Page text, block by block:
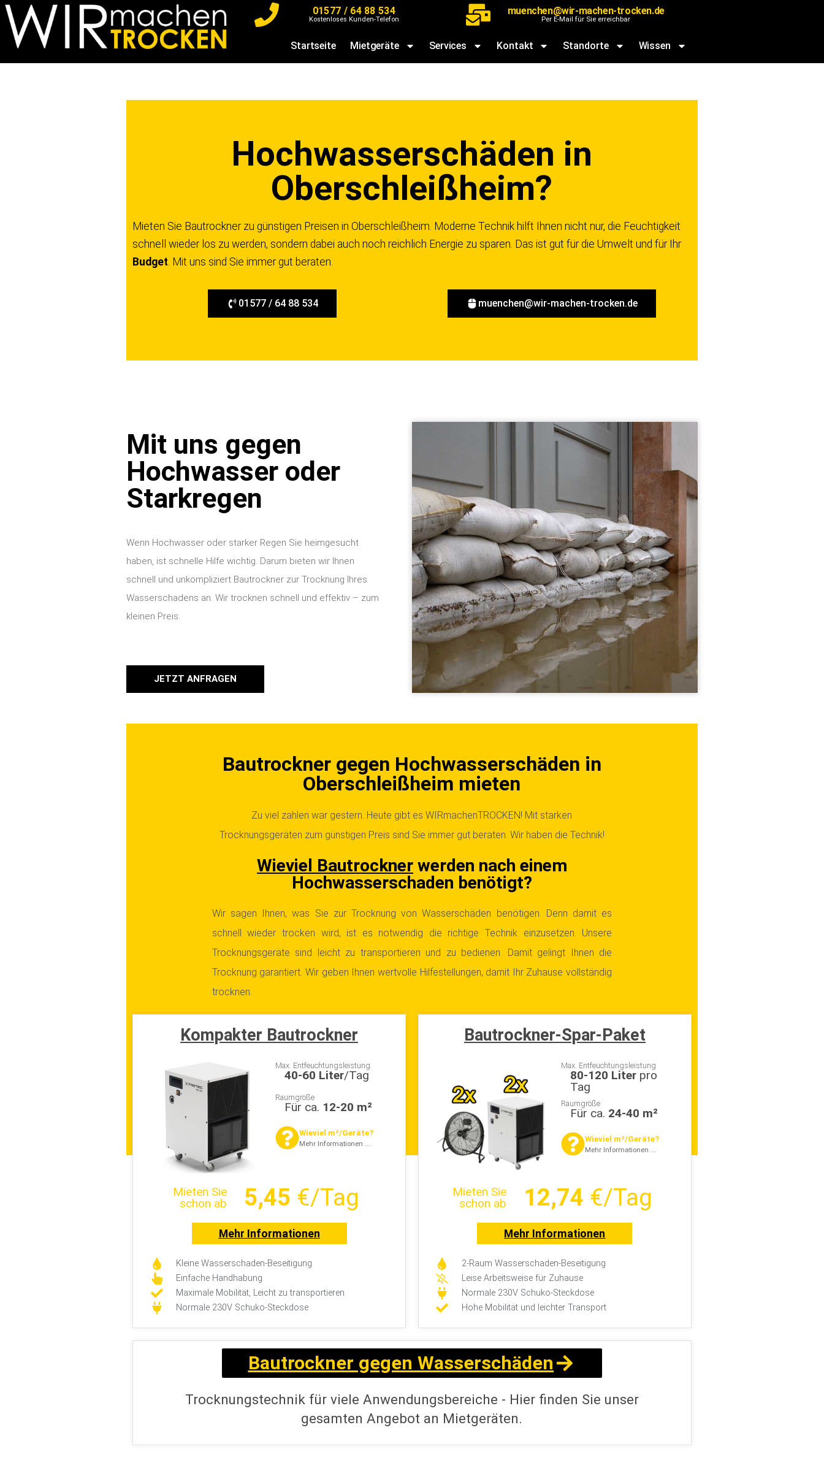
Z
01577 / 64 88 534
Kostenloses Kunden-Telefon
muenchen@wir-machen-trocken.de
Per E-Mail für Sie erreichbar
Startseite Mietgeräte Services Kontakt Standorte Wissen
Hochwasserschäden in
Oberschleißheim?
Mieten Sie Bautrockner zu günstigen Preisen in Oberschleißheim. Moderne Technik hilft Ihnen nicht nur, die Feuchtigkeit
schnell wieder los zu werden, sondern dabei auch noch reichlich Energie zu sparen. Das ist gut für die Umwelt und für Ihr
Budget. Mit uns sind Sie immer gut beraten.
01577 / 64 88 534 muenchen@wir-machen-trocken.de
Mit uns gegen
Hochwasser oder
Starkregen
Wenn Hochwasser oder starker Regen Sie heimgesucht
haben, ist schnelle Hilfe wichtig. Darum bieten wir Ihnen
schnell und unkompliziert Bautrockner zur Trocknung Ihres
Wasserschadens an. Wir trocknen schnell und effektiv – zum
kleinen Preis.
JETZT ANFRAGEN
Bautrockner gegen Hochwasserschäden in
Oberschleißheim mieten
Zu viel zahlen war gestern. Heute gibt es WIRmachenTROCKEN! Mit starken
Trocknungsgeräten zum günstigen Preis sind Sie immer gut beraten. Wir haben die Technik!
Wieviel Bautrocknerwerden nach einem
Hochwasserschaden benötigt?
Wir sagen Ihnen, was Sie zur Trocknung von Wasserschäden benötigen. Denn damit es
schnell wieder trocken wird, ist es notwendig die richtige Technik einzusetzen. Unsere
Trocknungsgeräte sind leicht zu transportieren und zu bedienen. Damit gelingt Ihnen die
Trocknung garantiert. Wir geben Ihnen wertvolle Hilfestellungen, damit Ihr Zuhause vollständig
trocknen.
Kompakter Bautrockner
Max. Entfeuchtungsleistung
40-60 Liter/Tag
Raumgröße
Für ca. 12-20 m²
Wieviel m²/Geräte?
Mehr Informationen ...
Mieten Sie
schon ab
5,45 €/Tag
Mehr Informationen
Kleine Wasserschaden-Beseitigung
Einfache Handhabung
Maximale Mobilität, Leicht zu transportieren
Normale 230V Schuko-Steckdose
Bautrockner-Spar-Paket
Max. Entfeuchtungsleistung
80-120 Literpro
Tag
Raumgröße
Für ca. 24-40 m²
Wieviel m²/Geräte?
Mehr Informationen ...
Mieten Sie
schon ab
12,74 €/Tag
Mehr Informationen
2-Raum Wasserschaden-Beseitigung
Leise Arbeitsweise für Zuhause
Normale 230V Schuko-Steckdose
Hohe Mobilität und leichter Transport
Bautrockner gegen Wasserschäden
Trocknungstechnik für viele Anwendungsbereiche - Hier finden Sie unser
gesamten Angebot an Mietgeräten.